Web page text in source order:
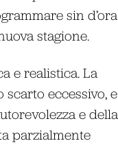
sin d’ora
stagione.
e realistica. La
eccessivo, e
e della
parzialmente